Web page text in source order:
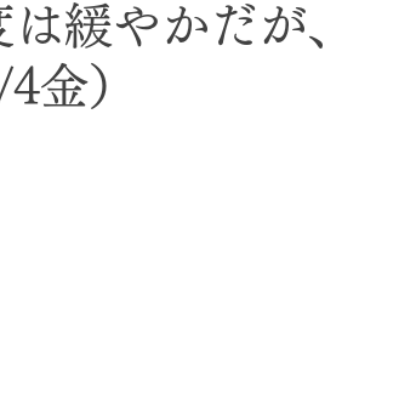
緩やかだが、
金）